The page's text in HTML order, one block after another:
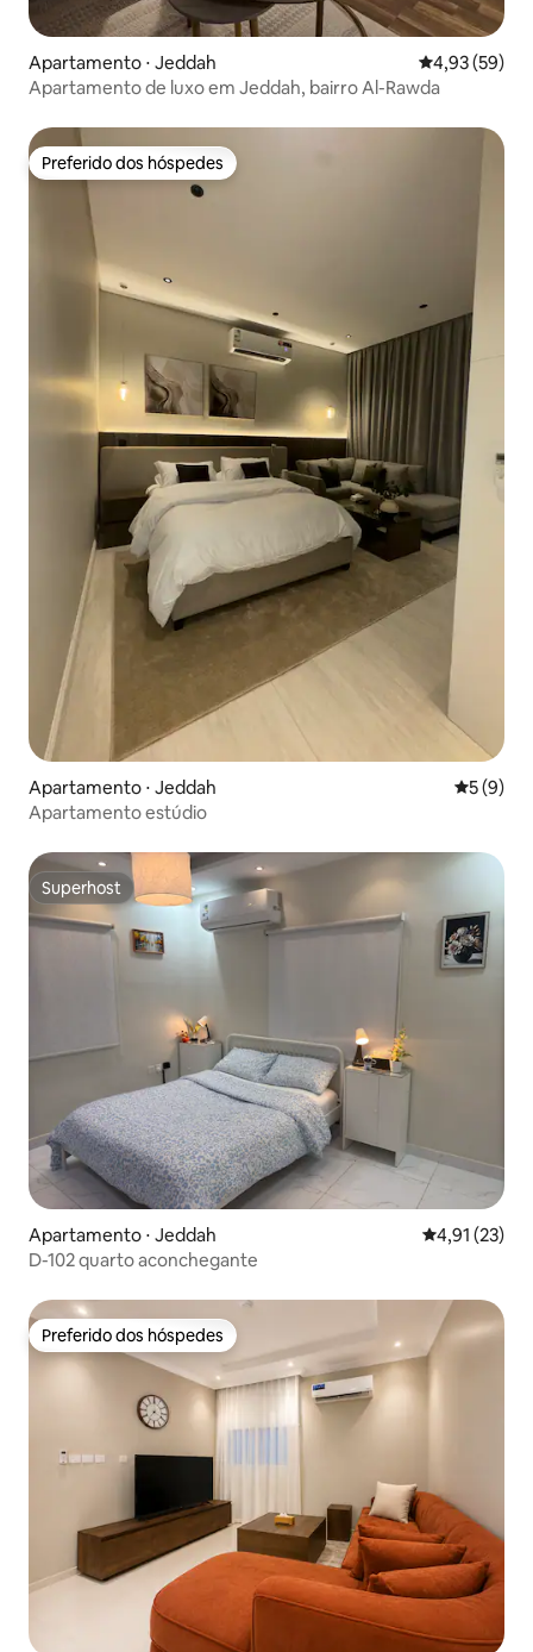
Apartamento ⋅ Jeddah 4,93 de uma
4,93 (59)
Apartamento de luxo em Jeddah, bairro Al-Rawda
Preferido dos hóspedes
Preferido dos hóspedes
Apartamento ⋅ Jeddah 5 de
5 (9)
Apartamento estúdio
Superhost
Superhost
Apartamento ⋅ Jeddah 4,91 de uma
4,91 (23)
D-102 quarto aconchegante
Preferido dos hóspedes
Preferido dos hóspedes